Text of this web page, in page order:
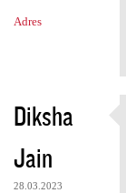
Adres
Diksha
Jain
28.03.2023